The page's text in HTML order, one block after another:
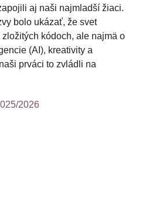
aj naši najmladší žiaci.
bolo ukázať, že svet
kódoch, ale najmä o
(AI), kreativity a
prváci to zvládli na
2026